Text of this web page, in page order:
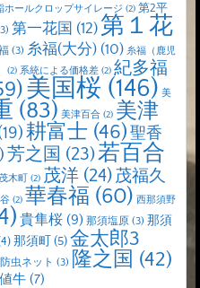
ホールクロップサイレージ (2) 第2平
第一花国 (12) 第１花
(3) 糸福(大分) (10) 糸福（鹿児
(2) 系統による価格差 (2) 紀多福
美国桜 (146) 美
(83) 美津百合 (2) 美津
耕富士 (46)聖香
芳之国 (23)若百合
茂木町 (2) 茂洋 (24)茂福久
(2) 華春福 (60) 西那須野
貴隼桜 (9) 那須塩原 (3) 那須
那須町 (5)金太郎3
防虫ネット (3) 隆之国 (42)
牛 (7)